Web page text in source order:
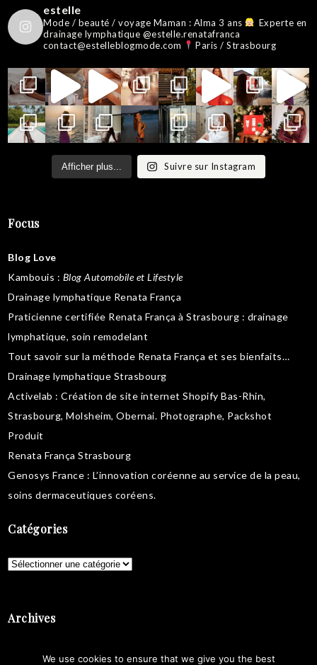
estelle
Mode / beauté / voyage Maman : Alma 3 ans
Experte en
drainage lymphatique @estelle.renatafranca
contact@estelleblogmode.com
Paris / Strasbourg
Afficher plus... Suivre sur Instagram
Focus
Blog Love
Kambouis : Blog Automobile et Lifestyle
Drainage lymphatique Renata França
Praticienne certifiée Renata França à Strasbourg : drainage
lymphatique, soin remodelant
Tout savoir sur la méthode Renata França et ses bienfaits…
Drainage lymphatique Strasbourg
Activelab : Création de site internet Shopify Bas-Rhin,
Strasbourg, Molsheim, Obernai. Photographe, Packshot
Produit
Renata França Strasbourg
Genosys France : L’innovation coréenne au service de la peau,
soins dermaceutiques coréens.
Catégories
Catégories
Archives
We use cookies to ensure that we give you the best